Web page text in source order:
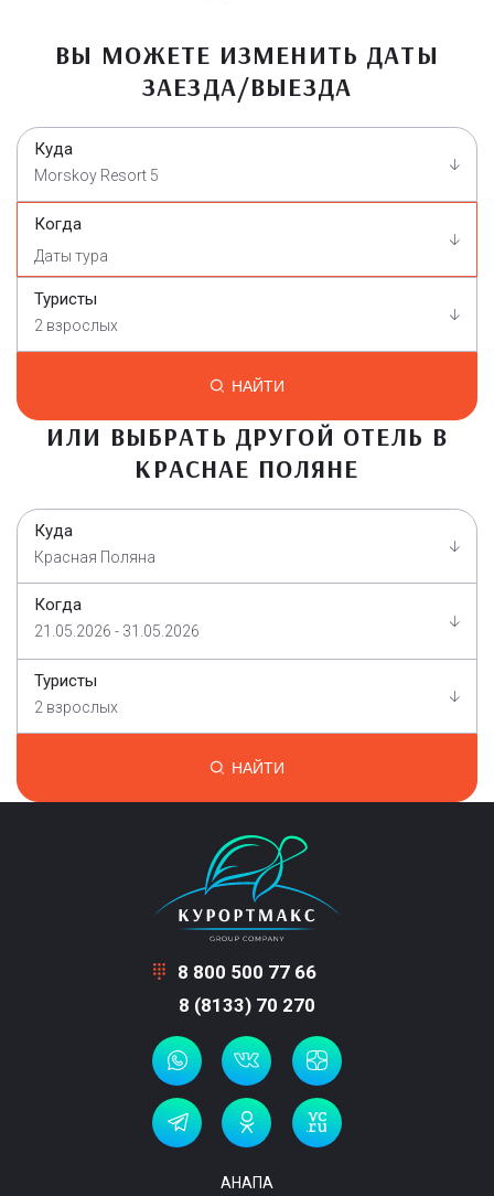
ВЫ МОЖЕТЕ ИЗМЕНИТЬ ДАТЫ
ЗАЕЗДА/ВЫЕЗДА
Куда
Morskoy Resort 5
Когда
Туристы
2 взрослых
НАЙТИ
ИЛИ ВЫБРАТЬ ДРУГОЙ ОТЕЛЬ В
КРАСНАЕ ПОЛЯНЕ
Куда
Красная Поляна
Когда
21.05.2026 - 31.05.2026
Туристы
2 взрослых
НАЙТИ
8 800 500 77 66
8 (8133) 70 270
АНАПА